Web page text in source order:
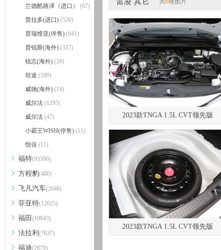
兰德酷路泽（进口） (67)
普拉多(进口) (526)
普瑞维亚(停售) (641)
普锐斯(海外) (337)
锐志(海外) (20)
坦途 (109)
威驰(海外) (14)
威尔法 (1295)
威尔法 (47)
小霸王WISH(停售) (11)
悦佳 (11)
福特(93590)
方程豹(480)
飞凡汽车(2048)
菲亚特(12625)
福田 (10043)
法拉利 (7637)
福迪(2879)
共 张图片
2023款TNGA 1.5L CVT领先版
2023款TNGA 1.5L CVT领先版